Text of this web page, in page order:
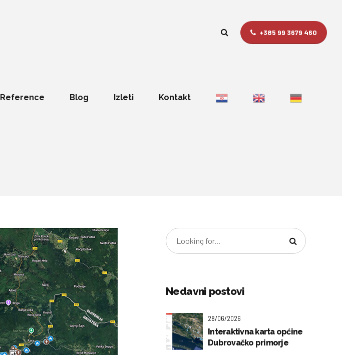
+385 99 3679 460
Reference Blog Izleti Kontakt
Nedavni postovi
28/06/2026
Interaktivna karta općine
Dubrovačko primorje